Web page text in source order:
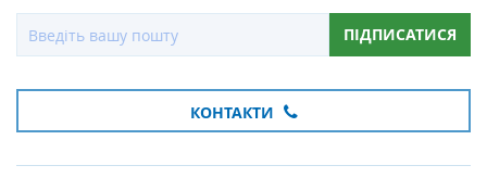
ПІДПИСАТИСЯ
КОНТАКТИ